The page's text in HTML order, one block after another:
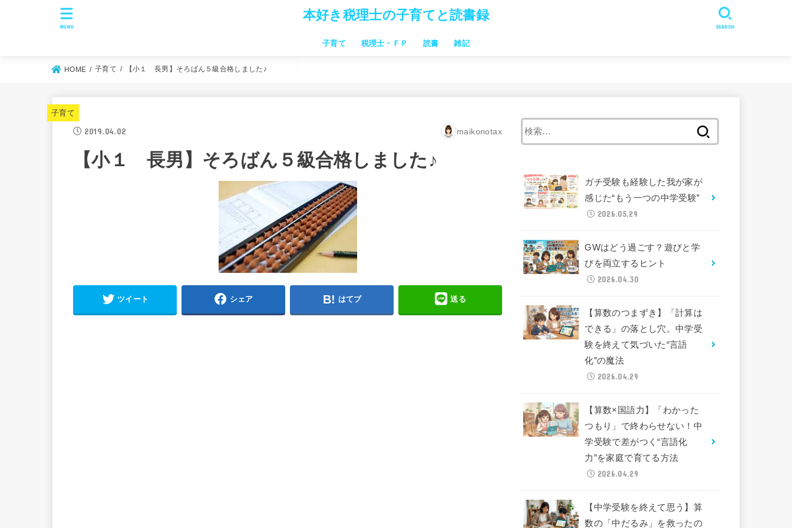
本好き税理士の子育てと読書録
子育て 税理士・ＦＰ 読書 雑記
SEARCH
MENU
HOME 子育て 【小１ 長男】そろばん５級合格しました♪
子育て
2019.04.02 maikonotax
【小１ 長男】そろばん５級合格しました♪
ツイート シェア はてブ 送る
ガチ受験も経験した我が家が
感じた“もう一つの中学受験”
2026.05.29
GWはどう過ごす？遊びと学
びを両立するヒント
2026.04.30
【算数のつまずき】「計算は
できる」の落とし穴。中学受
験を終えて気づいた“言語
化”の魔法
2026.04.29
【算数×国語力】「わかった
つもり」で終わらせない！中
学受験で差がつく“言語化
力”を家庭で育てる方法
2026.04.29
【中学受験を終えて思う】算
数の「中だるみ」を救ったの